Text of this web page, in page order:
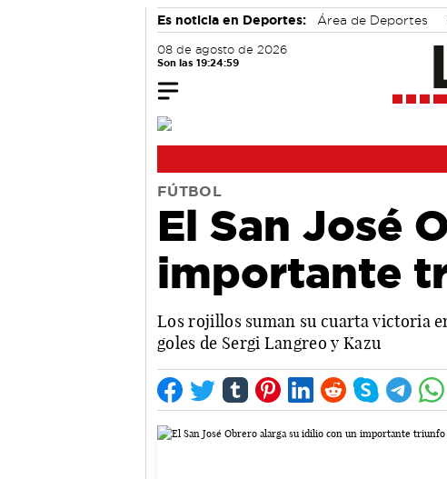
Es noticia en Deportes: Área de Deportes
08 de agosto de 2026
Son las 19:25:00
FÚTBOL
El San José
importante
Los rojillos suman su cuarta victoria
goles de Sergi Langreo y Kazu